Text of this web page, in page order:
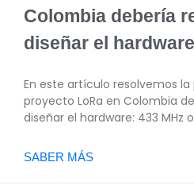
Colombia debería
diseñar el hardware
En este artículo resolvemos
proyecto LoRa en Colombia
diseñar el hardware: 433 MHz o
SABER MÁS